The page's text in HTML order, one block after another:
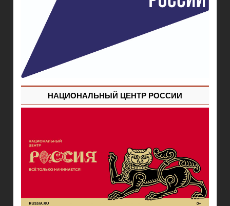
НАЦИОНАЛЬНЫЙ ЦЕНТР РОССИИ